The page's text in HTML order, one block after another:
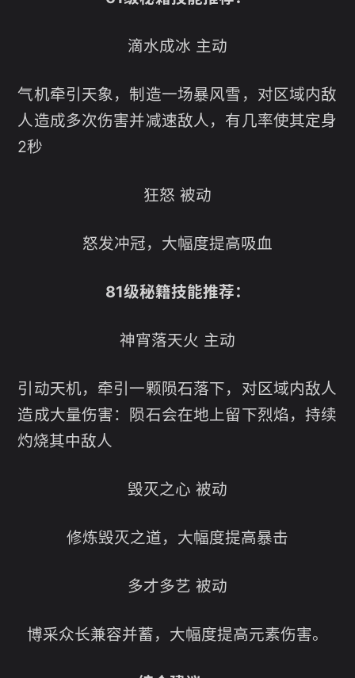
滴水成冰 主动
气机牵引天象，制造一场暴风雪，对区域内敌
人造成多次伤害并减速敌人，有几率使其定身
2秒
狂怒 被动
怒发冲冠，大幅度提高吸血
81级秘籍技能推荐：
神宵落天火 主动
引动天机，牵引一颗陨石落下，对区域内敌人
造成大量伤害：陨石会在地上留下烈焰，持续
灼烧其中敌人
毁灭之心 被动
修炼毁灭之道，大幅度提高暴击
多才多艺 被动
博采众长兼容并蓄，大幅度提高元素伤害。